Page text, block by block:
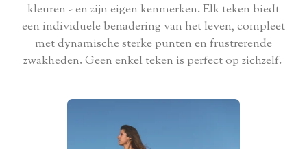
kleuren - en zijn eigen kenmerken. Elk teken biedt
een individuele benadering van het leven, compleet
met dynamische sterke punten en frustrerende
zwakheden. Geen enkel teken is perfect op zichzelf.